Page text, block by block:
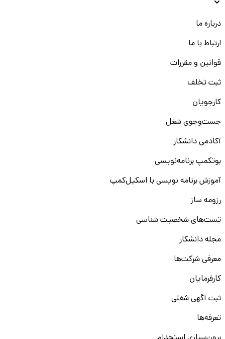
درباره ما
ارتباط با ما
قوانین و مقررات
ثبت تخلف
کارجویان
جست‌و‌جوی شغل
آکادمی دانشکار
بوتکمپ برنامه‌نویسی
آموزش برنامه نویسی با اسکیل‌کمپ
رزومه ساز
تست‌های شخصیت شناسی
مجله دانشکار
معرفی شرکت‌ها
کارفرمایان
ثبت آگهی شغلی
تعرفه‌ها